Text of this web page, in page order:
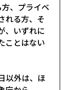
、プライベ
れる方、そ
、いずれに
ことはない
以外は、ほ